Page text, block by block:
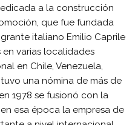
a la construcción
que fue fundada
italiano Emilio Caprile
varias localidades
en Chile, Venezuela,
una nómina de más de
1978 se fusionó con la
esa época la empresa de